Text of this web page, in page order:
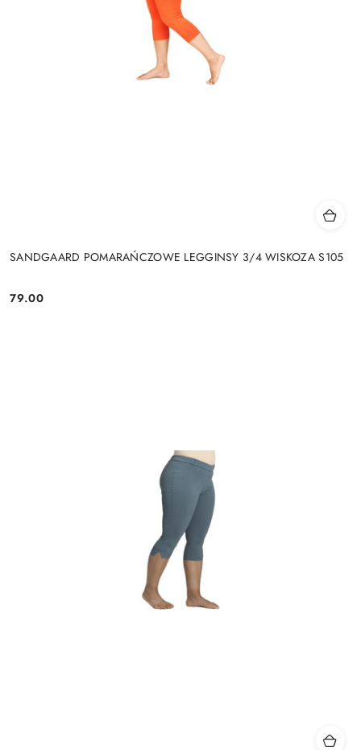
SANDGAARD POMARAŃCZOWE LEGGINSY 3/4 WISKOZA S105
Cena:
79.00